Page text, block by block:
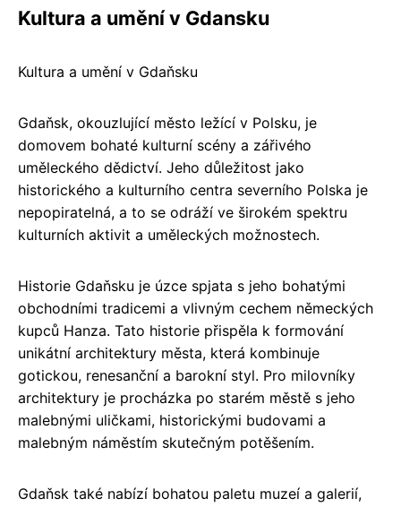
Kultura a umění v Gdansku
Kultura a umění v Gdaňsku
Gdaňsk, okouzlující město ležící v Polsku, je
domovem bohaté kulturní scény a zářivého
uměleckého dědictví. Jeho důležitost jako
historického a kulturního centra severního Polska je
nepopiratelná, a to se odráží ve širokém spektru
kulturních aktivit a uměleckých možnostech.
Historie Gdaňsku je úzce spjata s jeho bohatými
obchodními tradicemi a vlivným cechem německých
kupců Hanza. Tato historie přispěla k formování
unikátní architektury města, která kombinuje
gotickou, renesanční a barokní styl. Pro milovníky
architektury je procházka po starém městě s jeho
malebnými uličkami, historickými budovami a
malebným náměstím skutečným potěšením.
Gdaňsk také nabízí bohatou paletu muzeí a galerií,